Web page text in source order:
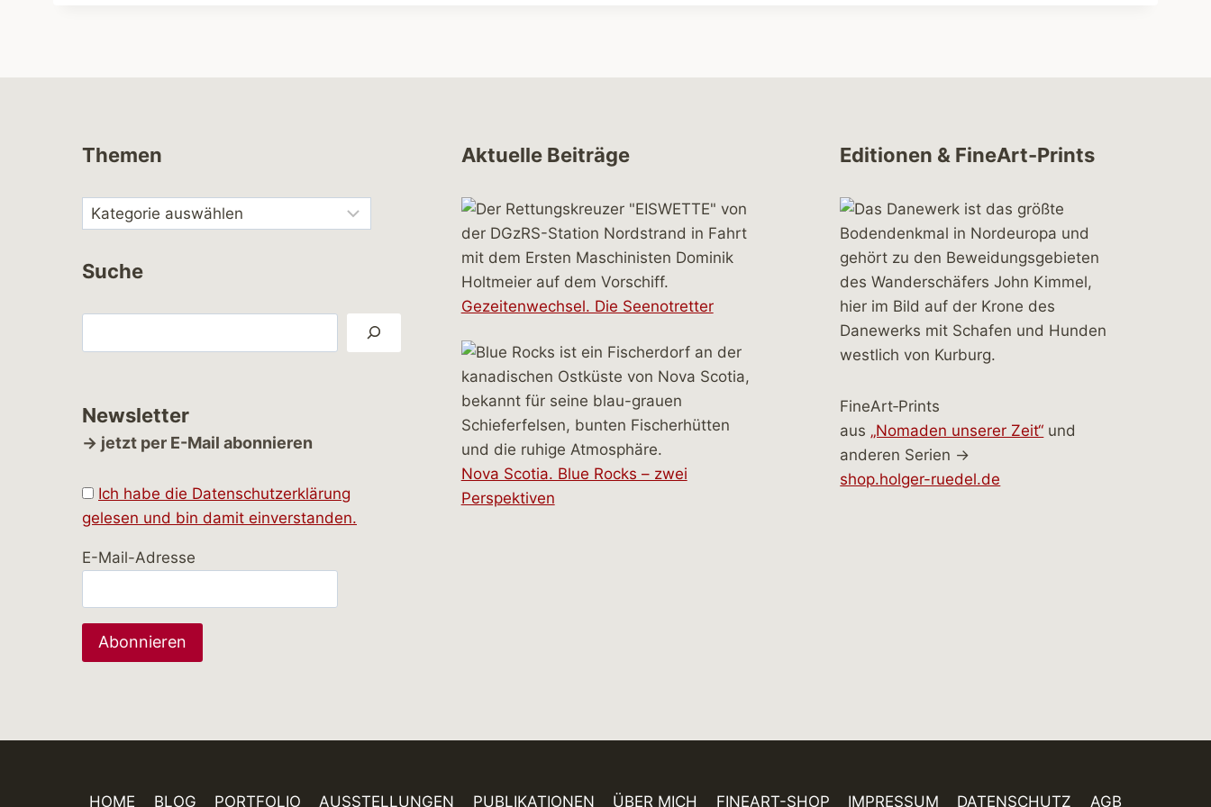
Themen
Suche
Newsletter
→ jetzt per E-Mail abonnieren
Ich habe die Datenschutzerklärung
gelesen und bin damit einverstanden.
E-Mail-Adresse
Aktuelle Beiträge
Gezeitenwechsel. Die Seenotretter
Nova Scotia. Blue Rocks – zwei
Perspektiven
Editionen & FineArt-Prints
FineArt‑Prints
aus „Nomaden unserer Zeit“ und
anderen Serien →
shop.holger-ruedel.de
HOME BLOG PORTFOLIO AUSSTELLUNGEN PUBLIKATIONEN ÜBER MICH FINEART-SHOP IMPRESSUM DATENSCHUTZ AGB